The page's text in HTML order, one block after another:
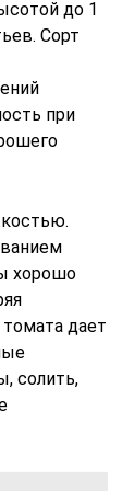
до 1
Сорт
при
хорошо
дает
солить,